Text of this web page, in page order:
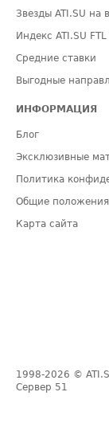
Звезды ATI.SU на
Индекс ATI.SU
Средние ставки
Выгодные
ИНФОРМАЦИЯ
Блог
Эксклюзивные
Политика
Общие положения
Карта сайта
1998-2026 ©
Сервер 51